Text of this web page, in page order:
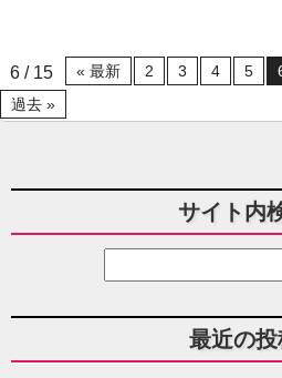
6 / 15 « 最新 2 3 4 5
過去 »
サイト内
最近の投